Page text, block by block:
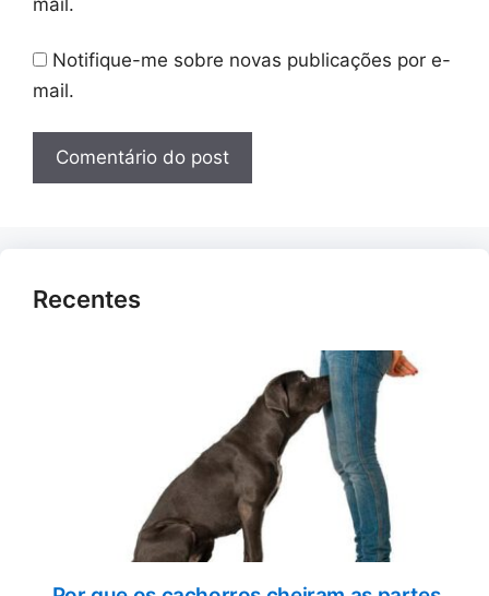
mail.
Notifique-me sobre novas publicações por e-
mail.
Recentes